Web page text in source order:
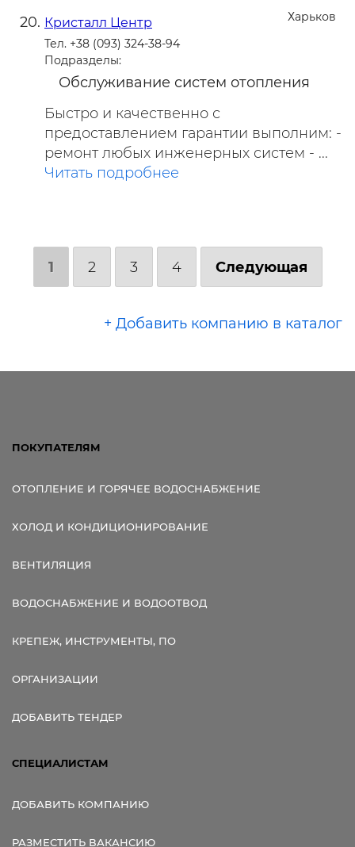
Харьков
Кристалл Центр
Тел. +38 (093) 324-38-94
Подразделы:
Обслуживание систем отопления
Быстро и качественно с
предоставлением гарантии выполним: -
ремонт любых инженерных систем - ...
Читать подробнее
1 2 3 4 Следующая
+ Добавить компанию в каталог
ПОКУПАТЕЛЯМ
ОТОПЛЕНИЕ И ГОРЯЧЕЕ ВОДОСНАБЖЕНИЕ
ХОЛОД И КОНДИЦИОНИРОВАНИЕ
ВЕНТИЛЯЦИЯ
ВОДОСНАБЖЕНИЕ И ВОДООТВОД
КРЕПЕЖ, ИНСТРУМЕНТЫ, ПО
ОРГАНИЗАЦИИ
ДОБАВИТЬ ТЕНДЕР
СПЕЦИАЛИСТАМ
ДОБАВИТЬ КОМПАНИЮ
РАЗМЕСТИТЬ ВАКАНСИЮ